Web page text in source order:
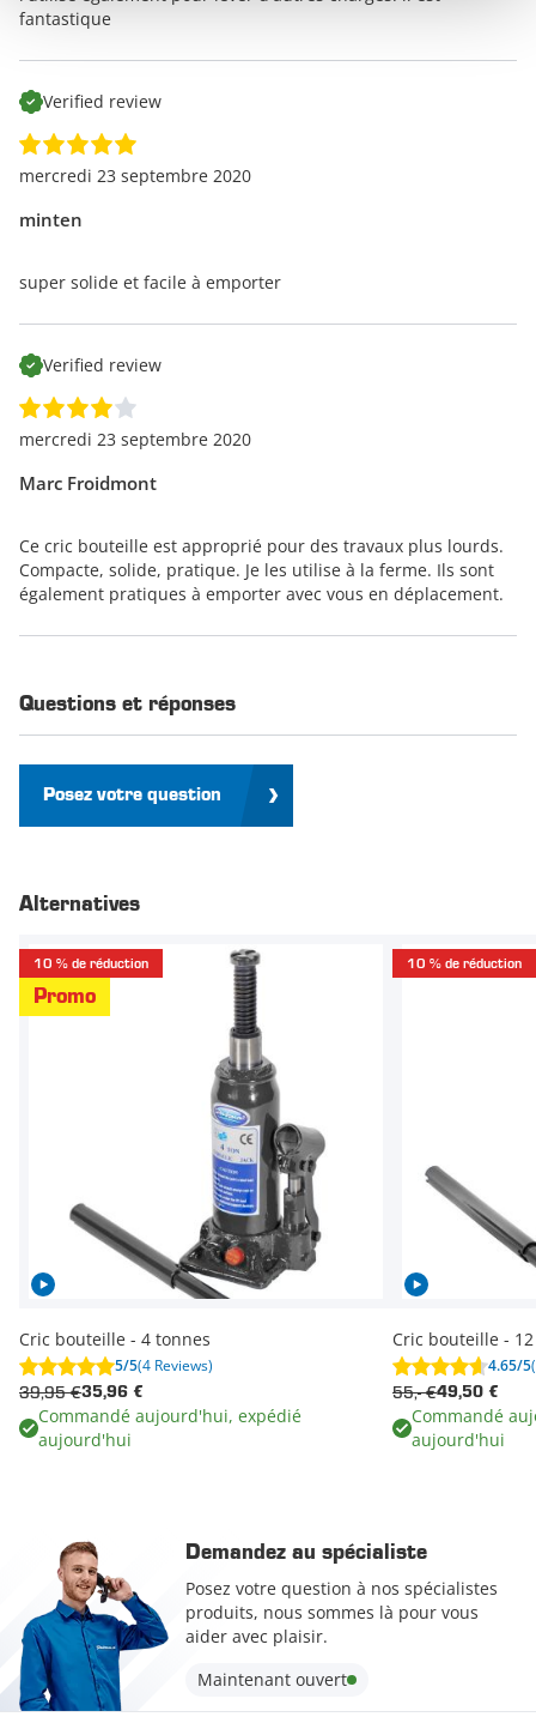
fantastique
Verified review
minten
mercredi 23 septembre 2020
super solide et facile à emporter
Verified review
Marc Froidmont
mercredi 23 septembre 2020
Ce cric bouteille est approprié pour des travaux plus lourds.
Compacte, solide, pratique. Je les utilise à la ferme. Ils sont
également pratiques à emporter avec vous en déplacement.
Questions et réponses
Posez votre question
Alternatives
10 % de réduction
Promo
Cric bouteille - 4 tonnes
5/5(4 Reviews)
35,96 €
39,95 €
Commandé aujourd'hui, expédié
aujourd'hui
10 % de réduction
Cric bouteille -
4.65/5
49,50 €
55,- €
Commandé
aujourd'hui
Demandez au spécialiste
Posez votre question à nos spécialistes
produits, nous sommes là pour vous
aider avec plaisir.
Maintenant ouvert